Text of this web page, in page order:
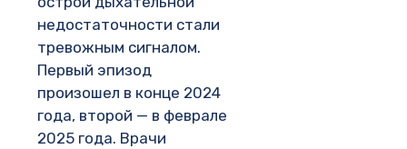
недостаточности стали
тревожным сигналом.
Первый эпизод
произошел в конце 2024
года, второй — в феврале
2025 года. Врачи